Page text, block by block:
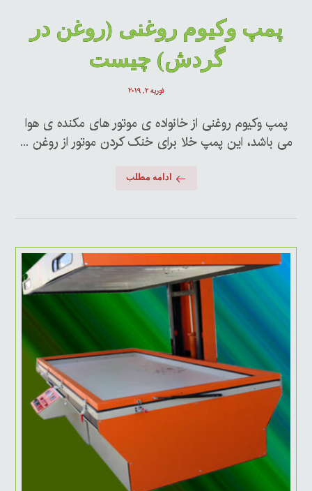
پمپ وکیوم روغنی (روغن در
گردش) چیست
فوریه ۲, ۲۰۱۹
پمپ وکیوم روغنی از خانواده ی موتور های مکنده ی هوا
می باشد، این پمپ خلا برای خنک کردن موتور از روغن ...
ادامه مطلب